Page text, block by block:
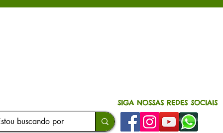
SIGA NOSSAS REDES SOCIAIS